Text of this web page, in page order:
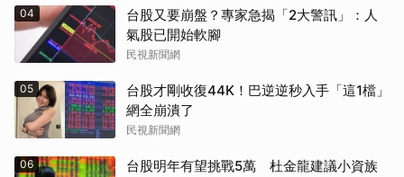
04
台股又要崩盤？專家急揭「2大警訊」：人
氣股已開始軟腳
民視新聞網
05
台股才剛收復44K！巴逆逆秒入手「這1檔」
網全崩潰了
民視新聞網
06 台股明年有望挑戰5萬 杜金龍建議小資族